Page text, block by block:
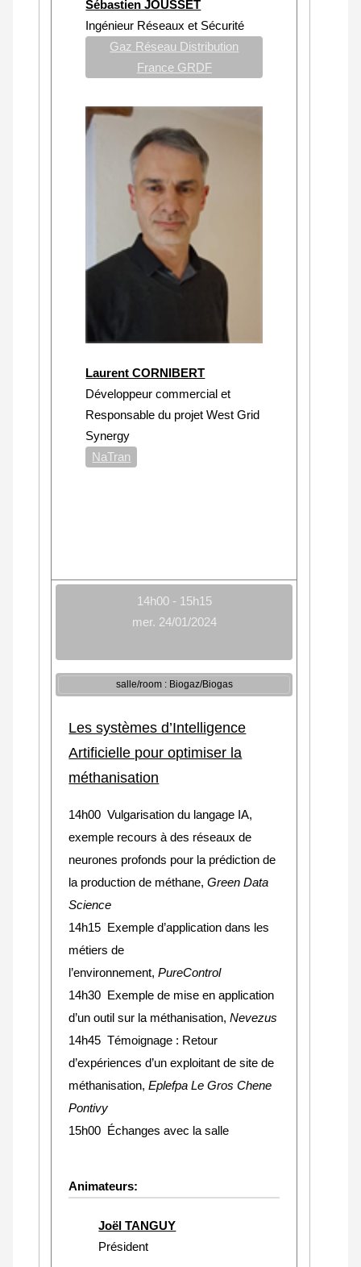
Sébastien JOUSSET
Ingénieur Réseaux et Sécurité
Gaz Réseau Distribution
France GRDF
Laurent CORNIBERT
Développeur commercial et
Responsable du projet West Grid
Synergy
NaTran
14h00 - 15h15
mer. 24/01/2024
salle/room : Biogaz/Biogas
Les systèmes d’Intelligence
Artificielle pour optimiser la
méthanisation
14h00 Vulgarisation du langage IA,
exemple recours à des réseaux de
neurones profonds pour la prédiction de
la production de méthane,Green Data
Science
14h15 Exemple d’application dans les
métiers de
l’environnement,PureControl
14h30 Exemple de mise en application
d’un outil sur la méthanisation, Nevezus
14h45 Témoignage : Retour
d’expériences d’un exploitant de site de
méthanisation,Eplefpa Le Gros Chene
Pontivy
15h00 Échanges avec la salle
Animateurs:
Joël TANGUY
Président